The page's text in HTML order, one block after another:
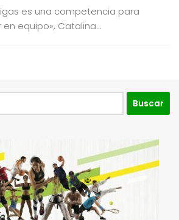
es una competencia para
equipo», Catalina...